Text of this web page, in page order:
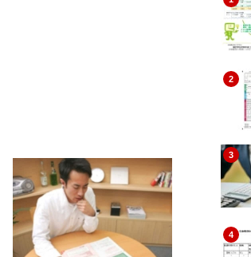
2
3
4